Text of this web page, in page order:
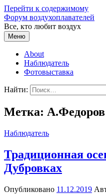
Перейти к содержимому
Форум воздухоплавателей
Все, кто любит воздух
Меню
About
Наблюдатель
Фотовыставка
Найти:
Метка: А.Федоров
Наблюдатель
Традиционная
Дубровках
Опубликовано 11.12.2019